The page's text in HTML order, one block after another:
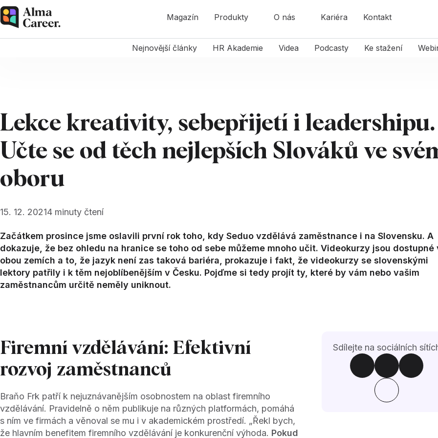
Magazín Produkty O nás Kariéra Kontakt
Nejnovější články HR Akademie Videa Podcasty Ke stažení
Lekce kreativity, sebepřijetí i leadershipu.
Učte se od těch nejlepších Slováků ve
oboru
15. 12. 20214 minuty čtení
Začátkem prosince jsme oslavili první rok toho, kdy Seduo vzdělává zaměstnance i na Slovensku. A
dokazuje, že bez ohledu na hranice se toho od sebe můžeme mnoho učit. Videokurzy jsou dostupné
obou zemích a to, že jazyk není zas taková bariéra, prokazuje i fakt, že videokurzy se slovenskými
lektory patřily i k těm nejoblíbenějším v Česku. Pojďme si tedy projít ty, které by vám nebo vašim
zaměstnancům určitě neměly uniknout.
Firemní vzdělávání: Efektivní
rozvoj zaměstnanců
Braňo Frk patří k nejuznávanějším osobnostem na oblast firemního
vzdělávání. Pravidelně o něm publikuje na různých platformách, pomáhá
s ním ve firmách a věnoval se mu i v akademickém prostředí. „Řekl bych,
že hlavním benefitem firemního vzdělávání je konkurenční výhoda. Pokud
Sdílejte na sociálních